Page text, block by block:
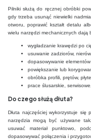
Pilniki służą do ręcznej obróbki
gdy trzeba usunąć niewielki
otworu, poprawić kształt detalu
wielu narzędzi mechanicznych dają
wygładzanie krawędzi po
usuwanie zadziorów,
dopasowywanie
powiększanie lub
obróbka profili, prętów,
prace ślusarskie,
Do czego służą dłuta?
Dłuta najczęściej wykorzystuje
narzędzia mogą być używane
usuwać materiał punktowo,
dopasowywać połączenia i